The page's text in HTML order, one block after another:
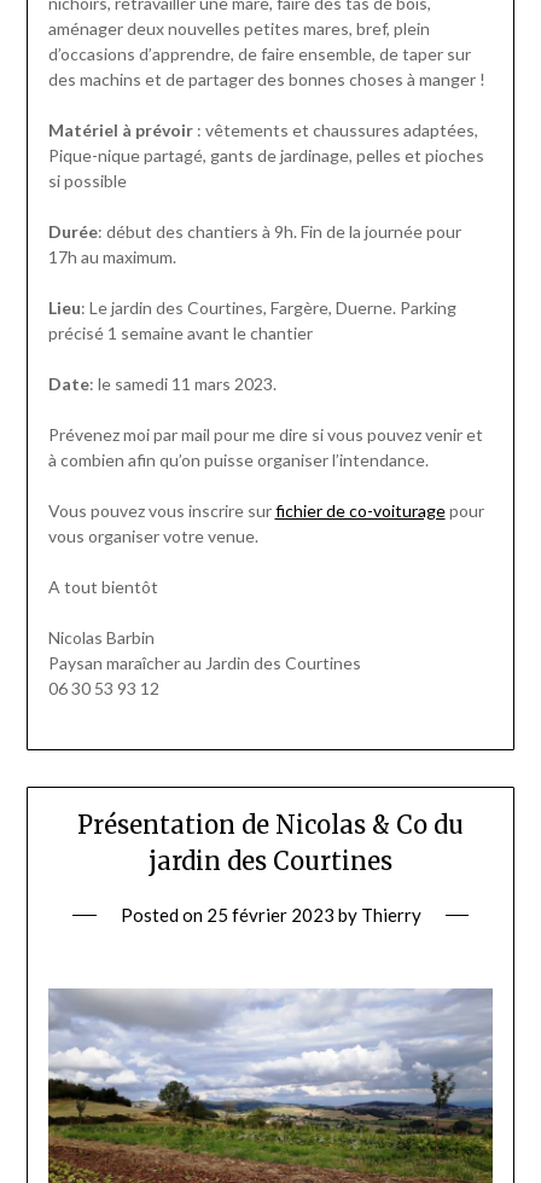
aménager deux nouvelles petites mares, bref, plein
d’occasions d’apprendre, de faire ensemble, de taper sur
des machins et de partager des bonnes choses à manger !
Matériel à prévoir : vêtements et chaussures adaptées,
Pique-nique partagé, gants de jardinage, pelles et pioches
si possible
Durée: début des chantiers à 9h. Fin de la journée pour
17h au maximum.
Lieu: Le jardin des Courtines, Fargère, Duerne. Parking
précisé 1 semaine avant le chantier
Date: le samedi 11 mars 2023.
Prévenez moi par mail pour me dire si vous pouvez venir et
à combien afin qu’on puisse organiser l’intendance.
Vous pouvez vous inscrire surfichier de co-voituragepour
vous organiser votre venue.
A tout bientôt
Nicolas Barbin
Paysan maraîcher au Jardin des Courtines
06 30 53 93 12
Présentation de Nicolas & Co du
jardin des Courtines
Posted on 25 février 2023 by Thierry